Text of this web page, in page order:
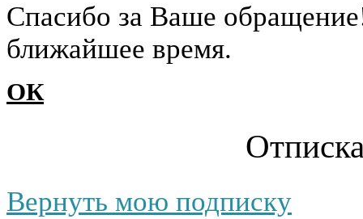
Cпасибо за Ваше
ближайшее время.
ОК
Вернуть мою подписку